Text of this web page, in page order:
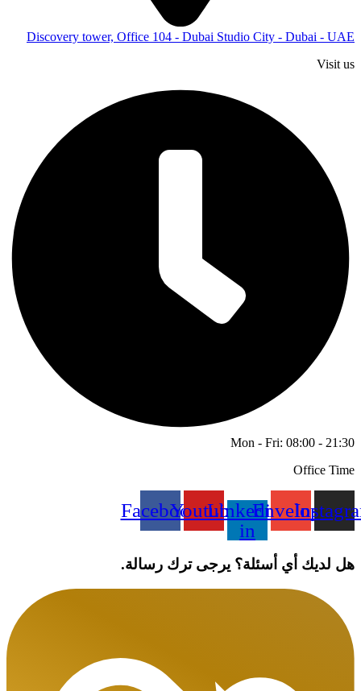
Discovery tower, Office 104 - Dubai Studio City - Dubai - UAE
Visit us
Mon - Fri: 08:00 - 21:30
Office Time
Envelope
Linkedin-
in
Youtube
Facebook
هل لديك أي أسئلة؟ يرجى ترك رسالة.